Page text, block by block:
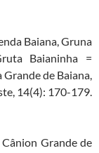
Baiana, Gruna
Baianinha =
de Baiana,
14(4): 170-179.
Grande de